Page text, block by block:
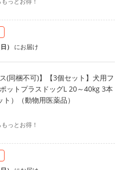
） にお届け
ス(同梱不可)】【3個セット】犬用フ
ットプラスドッグL 20～40kg 3本
ト）（動物用医薬品）
っとお得！